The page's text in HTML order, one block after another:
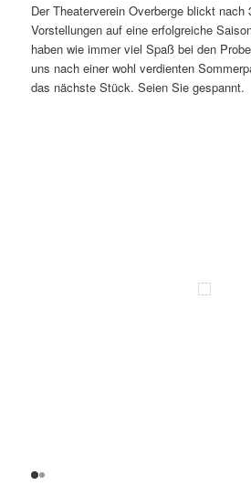
Der Theaterverein Overberge blickt
Vorstellungen auf eine erfolgreiche
haben wie immer viel Spaß bei den
uns nach einer wohl verdienten
das nächste Stück. Seien Sie gespannt.